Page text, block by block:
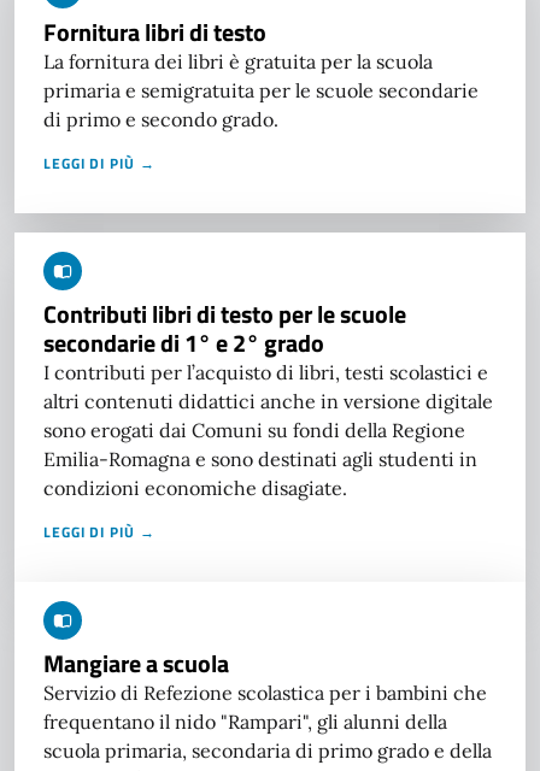
Fornitura libri di testo
La fornitura dei libri è gratuita per la scuola
primaria e semigratuita per le scuole secondarie
di primo e secondo grado.
LEGGI DI PIÙ →
Contributi libri di testo per le scuole
secondarie di 1° e 2° grado
I contributi per l’acquisto di libri, testi scolastici e
altri contenuti didattici anche in versione digitale
sono erogati dai Comuni su fondi della Regione
Emilia-Romagna e sono destinati agli studenti in
condizioni economiche disagiate.
LEGGI DI PIÙ →
Mangiare a scuola
Servizio di Refezione scolastica per i bambini che
frequentano il nido "Rampari", gli alunni della
scuola primaria, secondaria di primo grado e della